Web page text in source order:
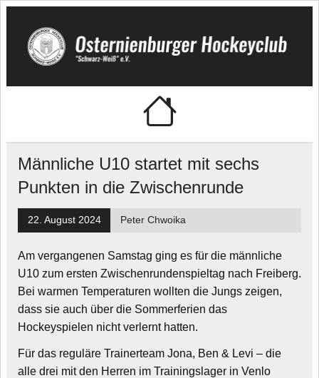
Skip
content
Osternienburger
Hockeyclub
Männliche U10 startet mit sechs
Punkten in die Zwischenrunde
22. August 2024 Peter Chwoika
Am vergangenen Samstag ging es für die männliche
U10 zum ersten Zwischenrundenspieltag nach Freiberg.
Bei warmen Temperaturen wollten die Jungs zeigen,
dass sie auch über die Sommerferien das
Hockeyspielen nicht verlernt hatten.
Für das reguläre Trainerteam Jona, Ben & Levi – die
alle drei mit den Herren im Trainingslager in Venlo